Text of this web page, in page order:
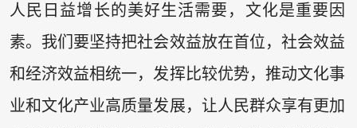
人民日益增长的美好生活需要，文化是重要因
素。我们要坚持把社会效益放在首位，社会效益
和经济效益相统一，发挥比较优势，推动文化事
业和文化产业高质量发展，让人民群众享有更加